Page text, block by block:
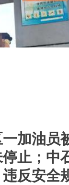
加油员
止；中
反安全